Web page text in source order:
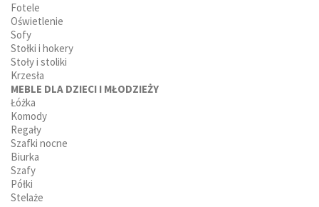
Fotele
Oświetlenie
Sofy
Stołki i hokery
Stoły i stoliki
Krzesła
MEBLE DLA DZIECI I MŁODZIEŻY
Łóżka
Komody
Regały
Szafki nocne
Biurka
Szafy
Półki
Stelaże